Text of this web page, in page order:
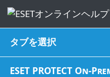
タブを選択
ESET PROTECT On-